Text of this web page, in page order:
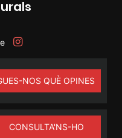
NOS QUÈ OPINES
CONSULTA'NS-HO